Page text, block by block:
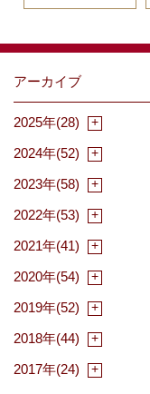
アーカイブ
2025年(28)
2024年(52)
2023年(58)
2022年(53)
2021年(41)
2020年(54)
2019年(52)
2018年(44)
2017年(24)